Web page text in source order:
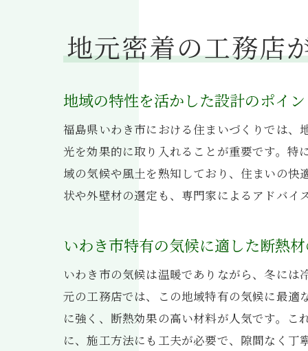
福
地元密着の工務店
地域の特性を活かした設計のポイ
福島県いわき市における住まいづくりでは
光を効果的に取り入れることが重要です。
域の気候や風土を熟知しており、住まいの
状や外壁材の選定も、専門家によるアドバ
いわき市特有の気候に適した断熱
いわき市の気候は温暖でありながら、冬に
元の工務店では、この地域特有の気候に最適
に強く、断熱効果の高い材料が人気です。
に、施工方法にも工夫が必要で、隙間なく